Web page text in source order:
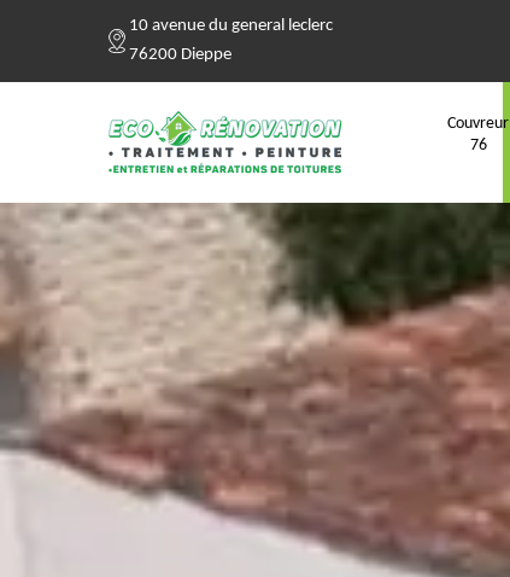
10 avenue du general leclerc
76200 Dieppe
Couvreur
76